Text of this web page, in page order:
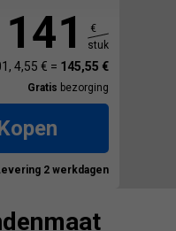
141
€
stuk
4,55 € = 145,55 €
Gratis bezorging
2 werkdagen